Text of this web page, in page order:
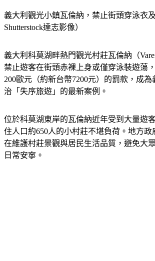
義大利觀光小鎮瓦倫納，禁止街頭穿泳衣
Shutterstock達志影像）
義大利科莫湖畔熱門觀光村莊瓦倫納（
禁止遊客在街頭赤裸上身或僅穿泳裝遊蕩
200歐元（約新台幣7200元）的罰款，成
治「失序旅遊」的最新案例。
位於科莫湖東岸的瓦倫納近年受到大量遊
住人口約650人的小村莊不堪負荷。地方政
在維護村莊景觀與居民生活品質，避免大
日常安寧。